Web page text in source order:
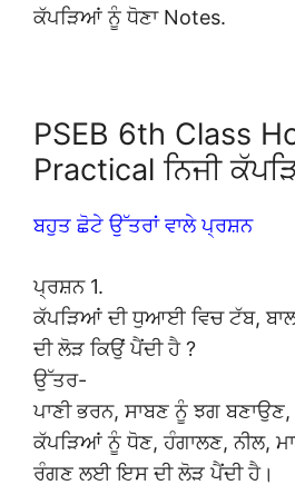
ਕੱਪੜਿਆਂ ਨੂੰ ਧੋਣਾ Notes.
PSEB 6th Class
Practical ਨਿਜੀ
ਬਹੁਤ ਛੋਟੇ ਉੱਤਰਾਂ ਵਾਲੇ ਪ੍ਰਸ਼ਨ
ਪ੍ਰਸ਼ਨ 1.
ਕੱਪੜਿਆਂ ਦੀ ਧੁਆਈ ਵਿਚ ਟੱਬ,
ਦੀ ਲੋੜ ਕਿਉਂ ਪੈਂਦੀ ਹੈ ?
ਉੱਤਰ-
ਪਾਣੀ ਭਰਨ, ਸਾਬਣ ਨੂੰ ਝਗ
ਕੱਪੜਿਆਂ ਨੂੰ ਧੋਣ, ਹੰਗਾਲਣ, ਨੀਲ,
ਰੰਗਣ ਲਈ ਇਸ ਦੀ ਲੋੜ ਪੈਂਦੀ ਹੈ।